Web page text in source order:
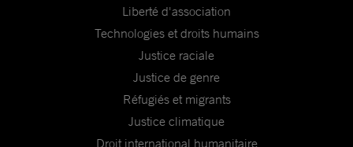
Liberté d'association
Technologies et droits humains
Justice raciale
Justice de genre
Réfugiés et migrants
Justice climatique
Droit international humanitaire